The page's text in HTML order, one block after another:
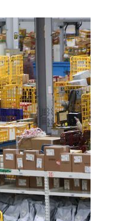
李대통령, 20대 지지율 하락
나…"청년 보편적 지원 문턱
삼전닉스 올인은 금물…“반도
분산 필요”
기껏 생수 보냈더니 "화장실
다"...日 누리꾼 발언 ‘역풍’
SK하이닉스 하한가라고?…
초가 논란 재점화